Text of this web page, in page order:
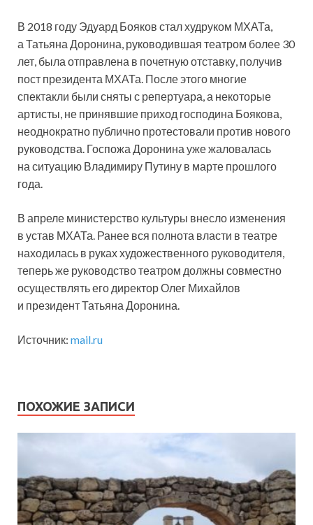
В 2018 году Эдуард Бояков стал худруком МХАТа,
а Татьяна Доронина, руководившая театром более 30
лет, была отправлена в почетную отставку, получив
пост президента МХАТа. После этого многие
спектакли были сняты с репертуара, а некоторые
артисты, не принявшие приход господина Боякова,
неоднократно публично протестовали против нового
руководства. Госпожа Доронина уже жаловалась
на ситуацию Владимиру Путину в марте прошлого
года.
В апреле министерство культуры внесло изменения
в устав МХАТа. Ранее вся полнота власти в театре
находилась в руках художественного руководителя,
теперь же руководство театром должны совместно
осуществлять его директор Олег Михайлов
и президент Татьяна Доронина.
Источник: mail.ru
ПОХОЖИЕ ЗАПИСИ